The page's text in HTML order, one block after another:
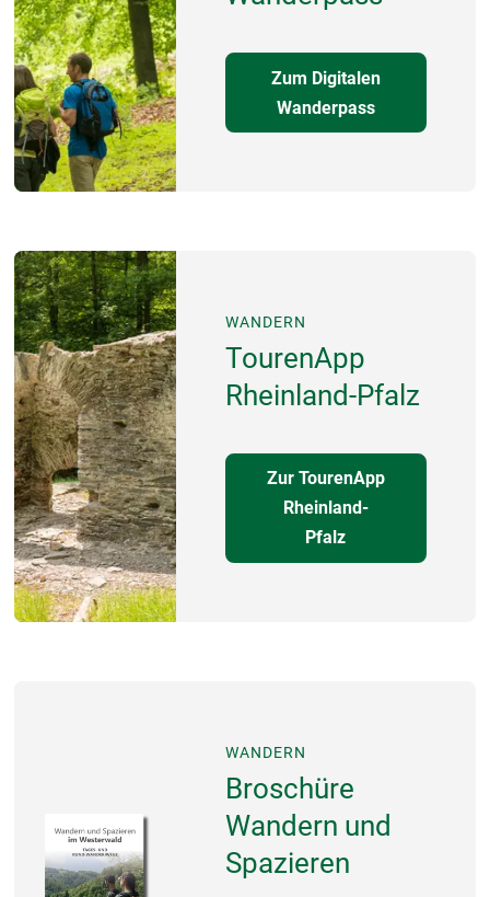
Zum Digitalen
Wanderpass
WANDERN
TourenApp
Rheinland-Pfalz
Zur TourenApp
Rheinland-
Pfalz
WANDERN
Broschüre
Wandern und
Spazieren